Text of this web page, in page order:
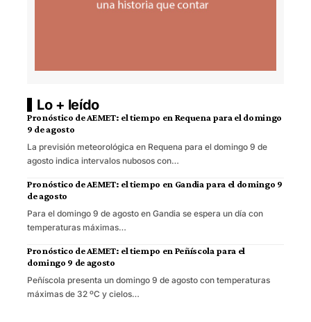
Lo + leído
Pronóstico de AEMET: el tiempo en Requena para el domingo
9 de agosto
La previsión meteorológica en Requena para el domingo 9 de
agosto indica intervalos nubosos con…
Pronóstico de AEMET: el tiempo en Gandia para el domingo 9
de agosto
Para el domingo 9 de agosto en Gandia se espera un día con
temperaturas máximas…
Pronóstico de AEMET: el tiempo en Peñíscola para el
domingo 9 de agosto
Peñíscola presenta un domingo 9 de agosto con temperaturas
máximas de 32 ºC y cielos…